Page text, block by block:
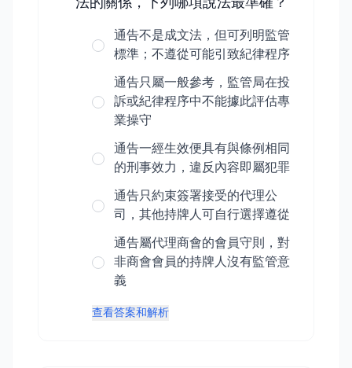
通告不是成文法，但可列明監管
標準；不遵從可能引致紀律程序
通告只屬一般參考，監管局在投
訴或紀律程序中不能據此評估專
業操守
通告一經生效便具有與條例相同
的刑事效力，違反內容即屬犯罪
通告只約束簽署接受的代理公
司，其他持牌人可自行選擇遵從
通告屬代理商會的會員守則，對
非商會會員的持牌人沒有監管意
義
查看答案和解析